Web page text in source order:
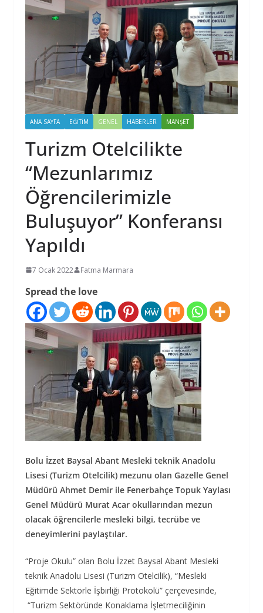
ANA SAYFA EĞİTİM GENEL HABERLER MANŞET
Turizm Otelcilikte
“Mezunlarımız
Öğrencilerimizle
Buluşuyor” Konferansı
Yapıldı
7 Ocak 2022 Fatma Marmara
Spread the love
Bolu İzzet Baysal Abant Mesleki teknik Anadolu
Lisesi (Turizm Otelcilik) mezunu olan Gazelle Genel
Müdürü Ahmet Demir ile Fenerbahçe Topuk Yaylası
Genel Müdürü Murat Acar okullarından mezun
olacak öğrencilerle mesleki bilgi, tecrübe ve
deneyimlerini paylaştılar.
“Proje Okulu” olan Bolu İzzet Baysal Abant Mesleki
teknik Anadolu Lisesi (Turizm Otelcilik), “Mesleki
Eğitimde Sektörle İşbirliği Protokolü” çerçevesinde,
“Turizm Sektöründe Konaklama İşletmeciliğinin